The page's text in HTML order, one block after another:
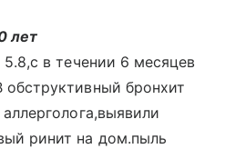
лет
5.8,с в течении 6 месяцев
бронхит
ринит на дом.пыль